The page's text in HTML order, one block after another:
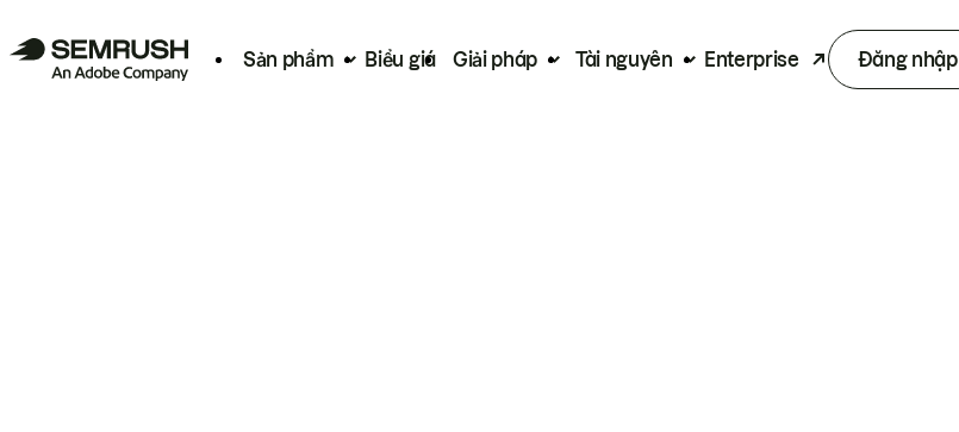
Sản phẩm Biểu giá Giải pháp Tài nguyên Enterprise Đăng nhập